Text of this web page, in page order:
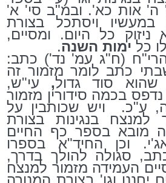
ה' אות כא'. ובמ"ב סי' א'
ויסתכל בצורת
ניזוק כל היום. ומסיים,
כל ימות השנה.
(ח"ג עמ' נד') כתב:
כתב לומר מזמור זה
שהוא סוד גדול, עי"ש,
בכמה סידורין מזמור
ע"כ. ויש שכותבין על
בנגינות בצורת
מובא בספר כף החיים
וכן החיד"א בספרו
סגולה להולך בדרך,
העמידה מזמור למנצח
יחננו וגו' בצורת המנורה